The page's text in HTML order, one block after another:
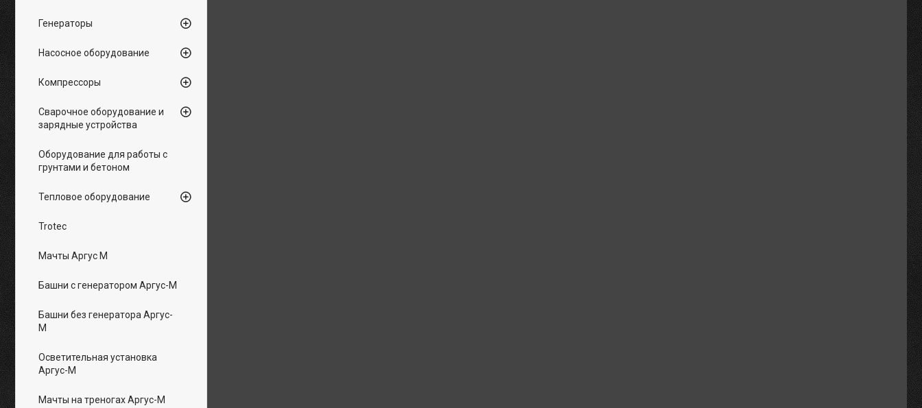
Генераторы
Насосное оборудование
Компрессоры
Сварочное оборудование и
зарядные устройства
Оборудование для работы с
грунтами и бетоном
Тепловое оборудование
Trotec
Мачты Аргус М
Башни с генератором Аргус-М
Башни без генератора Аргус-
М
Осветительная установка
Аргус-М
Мачты на треногах Аргус-М